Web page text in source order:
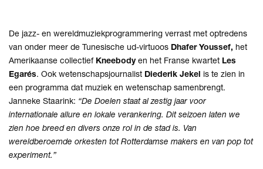
De jazz- en wereldmuziekprogrammering verrast met optredens
van onder meer de Tunesische ud-virtuoos Dhafer Youssef, het
Amerikaanse collectief Kneebodyen het Franse kwartet Les
Egarés. Ook wetenschapsjournalist Diederik Jekel is te zien in
een programma dat muziek en wetenschap samenbrengt.
Janneke Staarink: “De Doelen staat al zestig jaar voor
internationale allure en lokale verankering. Dit seizoen laten we
zien hoe breed en divers onze rol in de stad is. Van
wereldberoemde orkesten tot Rotterdamse makers en van pop tot
experiment.”